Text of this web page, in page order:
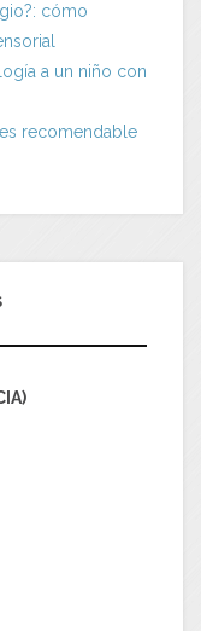
cómo
a un niño con
recomendable